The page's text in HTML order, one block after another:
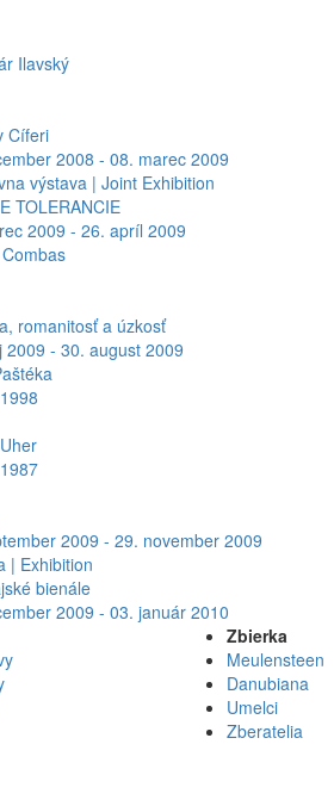
Ilavský
Cíferi
2008 - 08. marec 2009
výstava | Joint Exhibition
TOLERANCIE
2009 - 26. apríl 2009
romanitosť a úzkosť
2009 - 30. august 2009
2009 - 29. november 2009
| Exhibition
bienále
2009 - 03. január 2010
Zbierka
Meulensteen
Danubiana
Umelci
Zberatelia